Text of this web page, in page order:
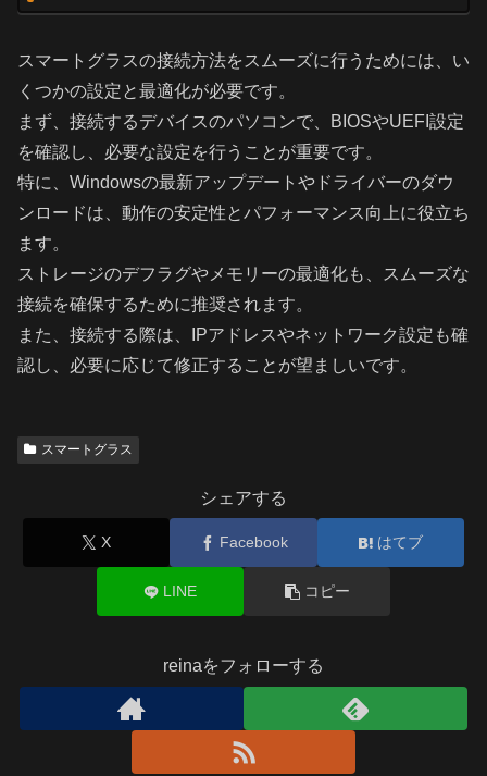
スマートグラスの接続方法をスムーズに行うためには、い
くつかの設定と最適化が必要です。
まず、接続するデバイスのパソコンで、BIOSやUEFI設定
を確認し、必要な設定を行うことが重要です。
特に、Windowsの最新アップデートやドライバーのダウ
ンロードは、動作の安定性とパフォーマンス向上に役立ち
ます。
ストレージのデフラグやメモリーの最適化も、スムーズな
接続を確保するために推奨されます。
また、接続する際は、IPアドレスやネットワーク設定も確
認し、必要に応じて修正することが望ましいです。
スマートグラス
シェアする
X Facebook はてブ
LINE コピー
reinaをフォローする